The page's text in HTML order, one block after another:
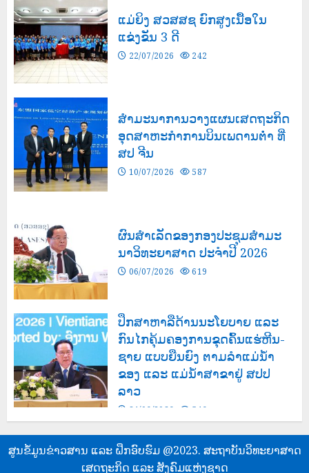
ແມ່ຍິງ ສວສສຊ ຍົກສູງເນື້ອໃນ
ແຂ່ງຂັນ 3 ດີ
22/07/2026 242
ສຳມະນາການວາງແຜນເສດຖະກິດ
ອຸດສາຫະກຳການບິນເພດານຕ່ຳ ທີ່
ສປ ຈີນ
10/07/2026 587
ຜົນສໍາເລັດຂອງກອງປະຊຸມສຳມະ
ນາວິທະຍາສາດ ປະຈຳປີ 2026
06/07/2026 619
ປຶກສາຫາລືດ້ານນະໂຍບາຍ ແລະ
ກົນໄກຄຸ້ມຄອງການຂຸດຄົ້ນແຮ່ຫີນ-
ຊາຍ ແບບຍືນຍົງ ຕາມລຳແມ່ນໍ້າ
ຂອງ ແລະ ແມ່ນໍ້າສາຂາຢູ່ ສປປ
ລາວ
24/06/2026 546
ສູນຂໍ້ມູນຂ່າວສານ ແລະ ຝຶກອົບຮົມ @2023. ສະຖາບັນວິທະຍາສາດ
ເສດຖະກິດ ແລະ ສັງຄົມແຫ່ງຊາດ